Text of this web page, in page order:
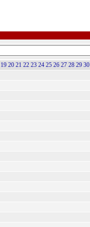
19 20 21 22 23 24 25 26 27 28 29 30